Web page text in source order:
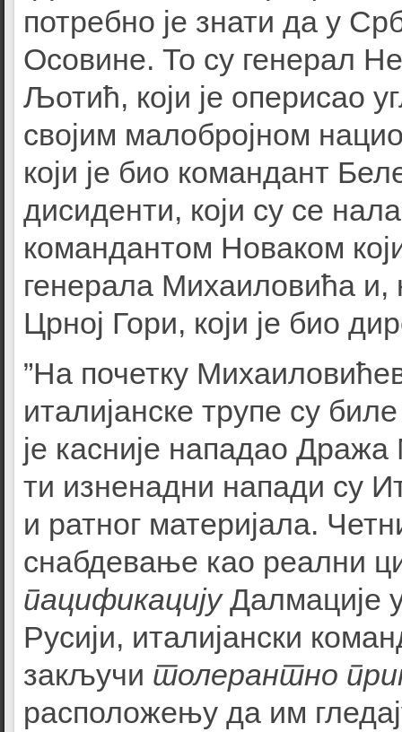
потребно је знати да у
Осовине. То су генерал
Љотић, који је оперисао
својим малобројном
који је био командант
дисиденти, који су се
командантом Новаком
генерала Михаиловића и,
Црној Гори, који је био
”На почетку
италијанске трупе су
је касније нападао
ти изненадни напади су
и ратног материјала.
снабдевање као реални
пацификацијуДалмације
Русији, италијански
закључи толерантно
расположењу да им